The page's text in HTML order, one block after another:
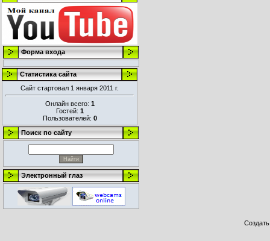
Форма входа
Статистика сайта
Сайт стартовал 1 января 2011 г.
Онлайн всего: 1
Гостей: 1
Пользователей: 0
Поиск по сайту
Электронный глаз